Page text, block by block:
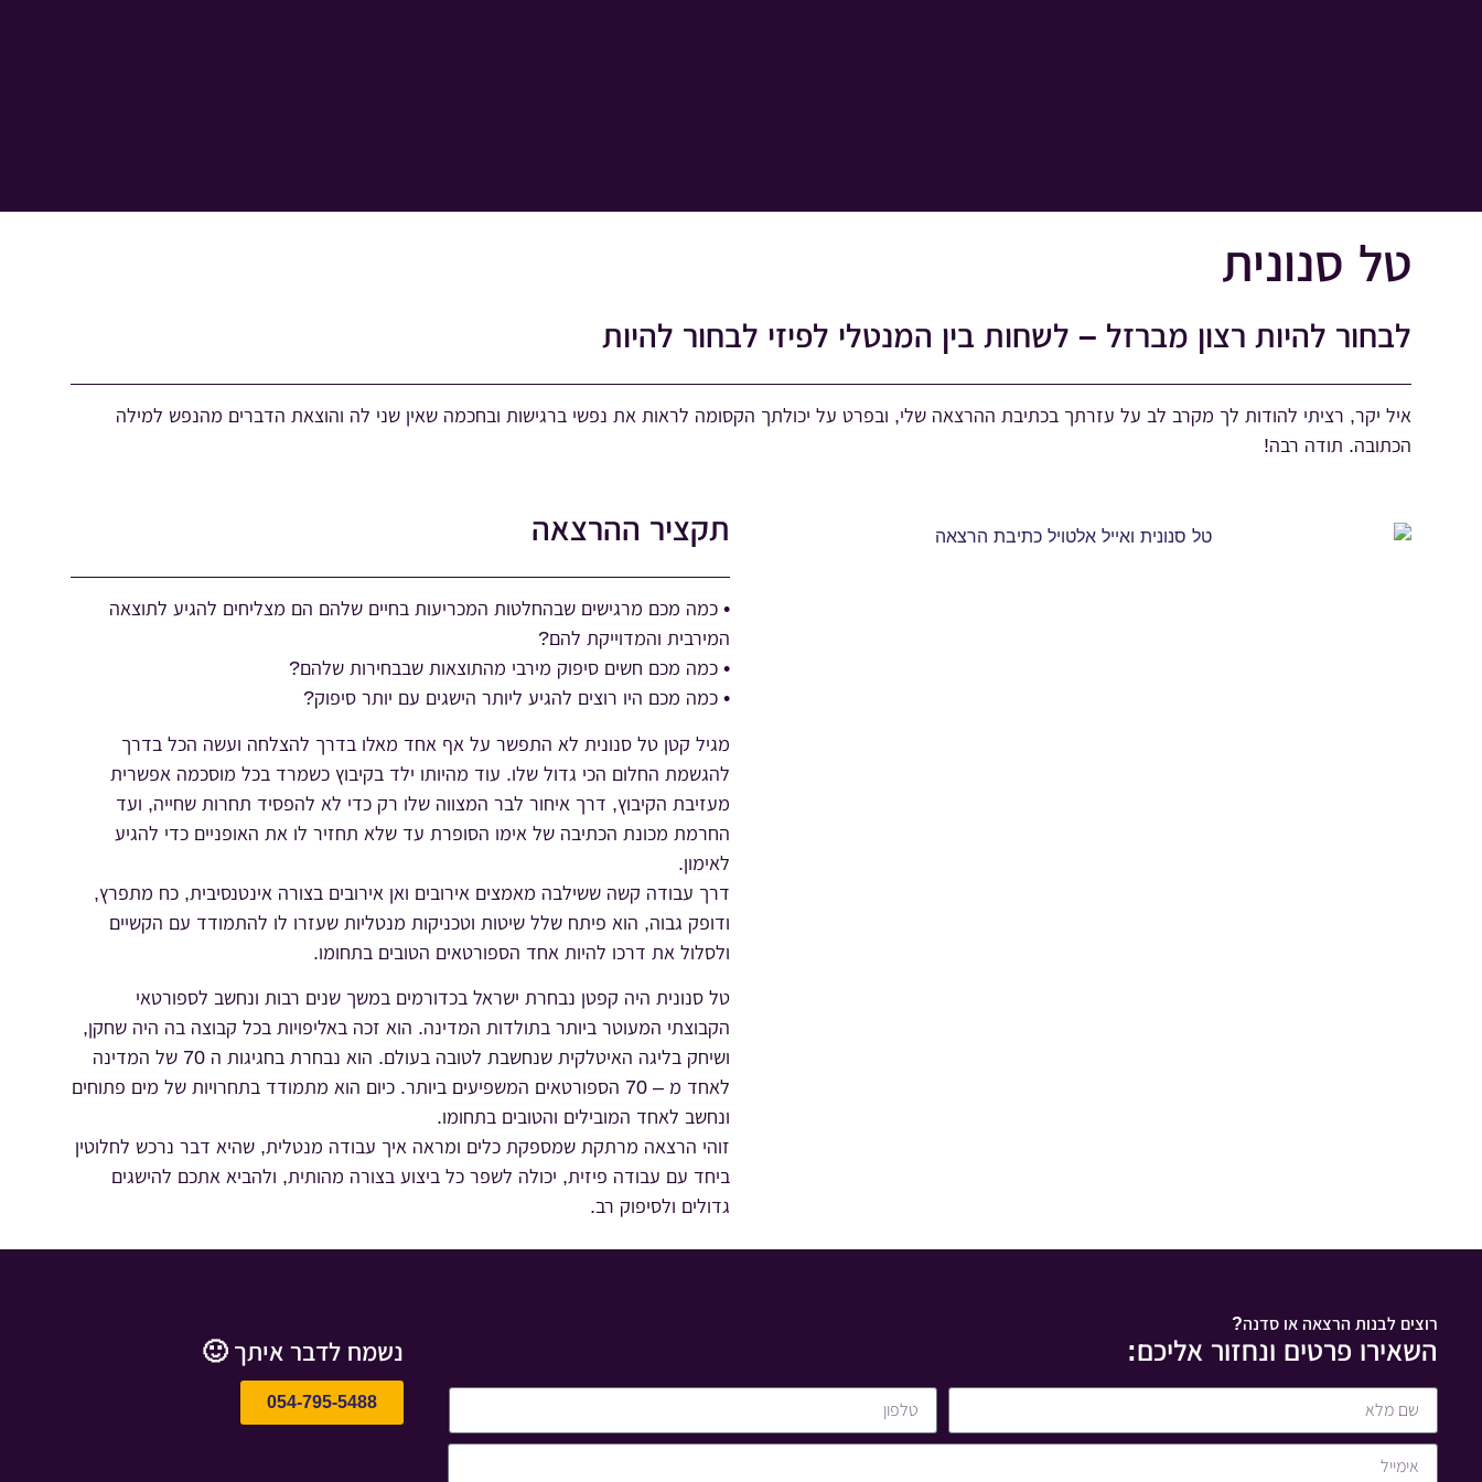
טל סנונית
לבחור להיות רצון מברזל – לשחות בין המנטלי לפיזי לבחור להיות
איל יקר, רציתי להודות לך מקרב לב על עזרתך בכתיבת ההרצאה שלי, ובפרט על יכולתך הקסומה לראות את נפשי ברגישות ובחכמה שאין שני לה והוצאת הדברים מהנפש למילה
הכתובה. תודה רבה!
תקציר ההרצאה
• כמה מכם מרגישים שבהחלטות המכריעות בחיים שלהם הם מצליחים להגיע לתוצאה
המירבית והמדוייקת להם?
• כמה מכם חשים סיפוק מירבי מהתוצאות שבבחירות שלהם?
• כמה מכם היו רוצים להגיע ליותר הישגים עם יותר סיפוק?
מגיל קטן טל סנונית לא התפשר על אף אחד מאלו בדרך להצלחה ועשה הכל בדרך
להגשמת החלום הכי גדול שלו. עוד מהיותו ילד בקיבוץ כשמרד בכל מוסכמה אפשרית
מעזיבת הקיבוץ, דרך איחור לבר המצווה שלו רק כדי לא להפסיד תחרות שחייה, ועד
החרמת מכונת הכתיבה של אימו הסופרת עד שלא תחזיר לו את האופניים כדי להגיע
לאימון.
דרך עבודה קשה ששילבה מאמצים אירובים ואן אירובים בצורה אינטנסיבית, כח מתפרץ,
ודופק גבוה, הוא פיתח שלל שיטות וטכניקות מנטליות שעזרו לו להתמודד עם הקשיים
ולסלול את דרכו להיות אחד הספורטאים הטובים בתחומו.
טל סנונית היה קפטן נבחרת ישראל בכדורמים במשך שנים רבות ונחשב לספורטאי
הקבוצתי המעוטר ביותר בתולדות המדינה. הוא זכה באליפויות בכל קבוצה בה היה שחקן,
ושיחק בליגה האיטלקית שנחשבת לטובה בעולם. הוא נבחרת בחגיגות ה 70 של המדינה
לאחד מ – 70 הספורטאים המשפיעים ביותר. כיום הוא מתמודד בתחרויות של מים פתוחים
ונחשב לאחד המובילים והטובים בתחומו.
זוהי הרצאה מרתקת שמספקת כלים ומראה איך עבודה מנטלית, שהיא דבר נרכש לחלוטין
ביחד עם עבודה פיזית, יכולה לשפר כל ביצוע בצורה מהותית, ולהביא אתכם להישגים
גדולים ולסיפוק רב.
רוצים לבנות הרצאה או סדנה?
השאירו פרטים ונחזור אליכם: נשמח לדבר איתך 🙂
054-795-5488